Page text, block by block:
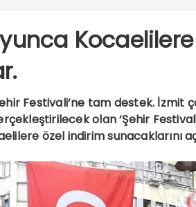
Festivali’ne tam destek. İzmit
olan ‘Şehir
özel indirim sunacaklarını